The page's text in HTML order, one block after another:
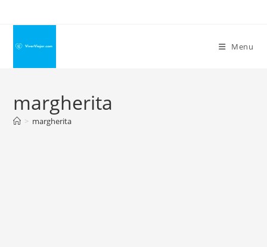
conteúdo
Menu
margherita
> margherita